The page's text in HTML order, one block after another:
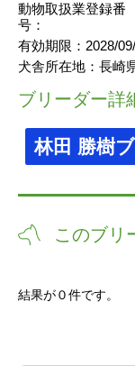
動物取扱業登録番
号：
有効期限： 2028/
犬舎所在地： 長崎
ブリーダー詳
林田 勝樹
このブリ
結果が０件です。